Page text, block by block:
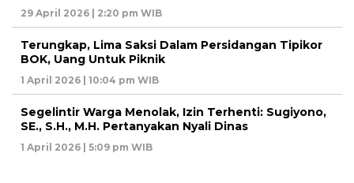
29 April 2026 | 2:20 pm WIB
Terungkap, Lima Saksi Dalam Persidangan Tipikor
BOK, Uang Untuk Piknik
1 April 2026 | 10:04 pm WIB
Segelintir Warga Menolak, Izin Terhenti: Sugiyono,
SE., S.H., M.H. Pertanyakan Nyali Dinas
1 April 2026 | 5:09 pm WIB